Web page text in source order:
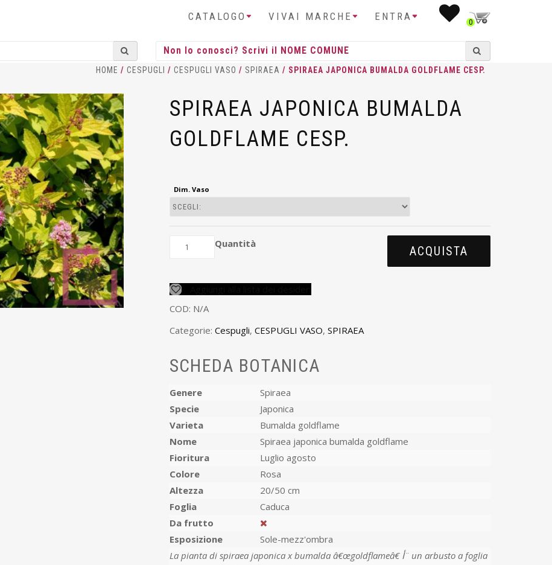
CATALOGO VIVAI MARCHE ENTRA 0
HOME / CESPUGLI / CESPUGLI VASO / SPIRAEA / SPIRAEA JAPONICA BUMALDA GOLDFLAME CESP.
SPIRAEA JAPONICA BUMALDA
GOLDFLAME CESP.
Dim. Vaso
Quantità
ACQUISTA
COD: N/A
Categorie: Cespugli, CESPUGLI VASO, SPIRAEA
SCHEDA BOTANICA
Genere
Spiraea
Specie
Japonica
Varieta
Bumalda goldflame
Nome
Spiraea japonica bumalda goldflame
Fioritura
Luglio agosto
Colore
Rosa
Altezza
20/50 cm
Foglia
Caduca
Da frutto
Esposizione
Sole-mezz'ombra
La pianta di spiraea japonica x bumalda â€œgoldflameâ€‌ أ¨ un arbusto a foglia